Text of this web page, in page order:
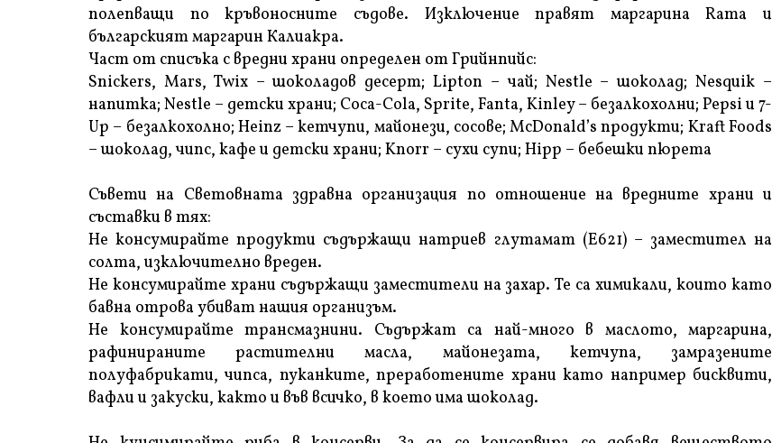
полепващи по кръвоносните съдове. Изключение правят маргарина Rama и
българският маргарин Калиакра.
Част от списъка с вредни храни определен от Грийнпийс:
Snickers, Mars, Twix – шоколадов десерт; Lipton – чай; Nestle – шоколад; Nesquik –
напитка; Nestle – детски храни; Соса-Соla, Sprite, Fanta, Kinley – безалкохолни; Pepsi и 7-
Up – безалкохолно; Heinz – кетчупи, майонези, сосове; McDonald’s продукти; Kraft Foods
– шоколад, чипс, кафе и детски храни; Knorr – сухи супи; Hipp – бебешки пюрета
Съвети на Световната здравна организация по отношение на вредните храни и
съставки в тях:
Не консумирайте продукти съдържащи натриев глутамат (Е621) – заместител на
солта, изключително вреден.
Не консумирайте храни съдържащи заместители на захар. Те са химикали, които като
бавна отрова убиват нашия организъм.
Не консумирайте трансмазнини. Съдържат са най-много в маслото, маргарина,
рафинираните растителни масла, майонезата, кетчупа, замразените
полуфабрикати, чипса, пуканките, преработените храни като например бисквити,
вафли и закуски, както и във всичко, в което има шоколад.